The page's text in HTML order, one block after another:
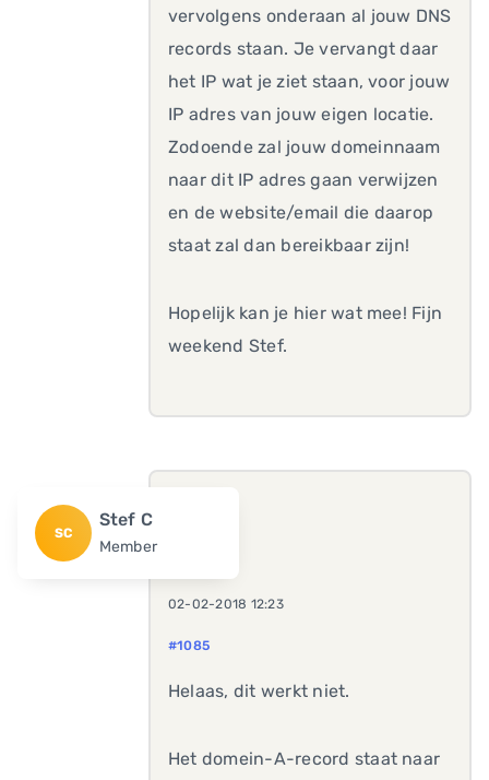
vervolgens onderaan al jouw DNS
records staan. Je vervangt daar
het IP wat je ziet staan, voor jouw
IP adres van jouw eigen locatie.
Zodoende zal jouw domeinnaam
naar dit IP adres gaan verwijzen
en de website/email die daarop
staat zal dan bereikbaar zijn!
Hopelijk kan je hier wat mee! Fijn
weekend Stef.
SC
Stef C
Member
02-02-2018 12:23
#1085
Helaas, dit werkt niet.
Het domein-A-record staat naar